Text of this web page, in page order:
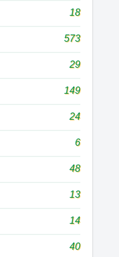
18
573
29
149
24
6
48
13
14
40